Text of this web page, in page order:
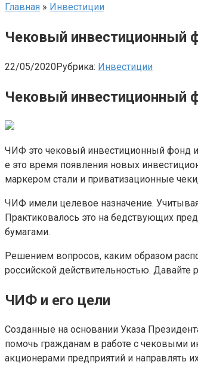
Главная » Инвестиции
Чековый инвестиционный
22/05/2020Рубрика: Инвестиции
Чековый инвестиционный
ЧИФ это чековый инвестиционный фонд и
е это время появления новых
маркером стали и приватизационные
ЧИФ имели целевое назначение.
Практиковалось это на бедствующих
бумагами.
Решением вопросов, каким образом
российской действительностью.
ЧИФ и его цели
Созданные на основании Указа
помочь гражданам в работе с чековыми
акционерами предприятий и направлять